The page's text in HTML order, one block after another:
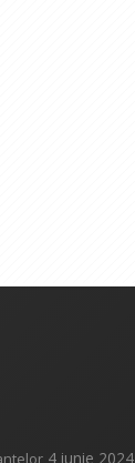
4 iunie 2024